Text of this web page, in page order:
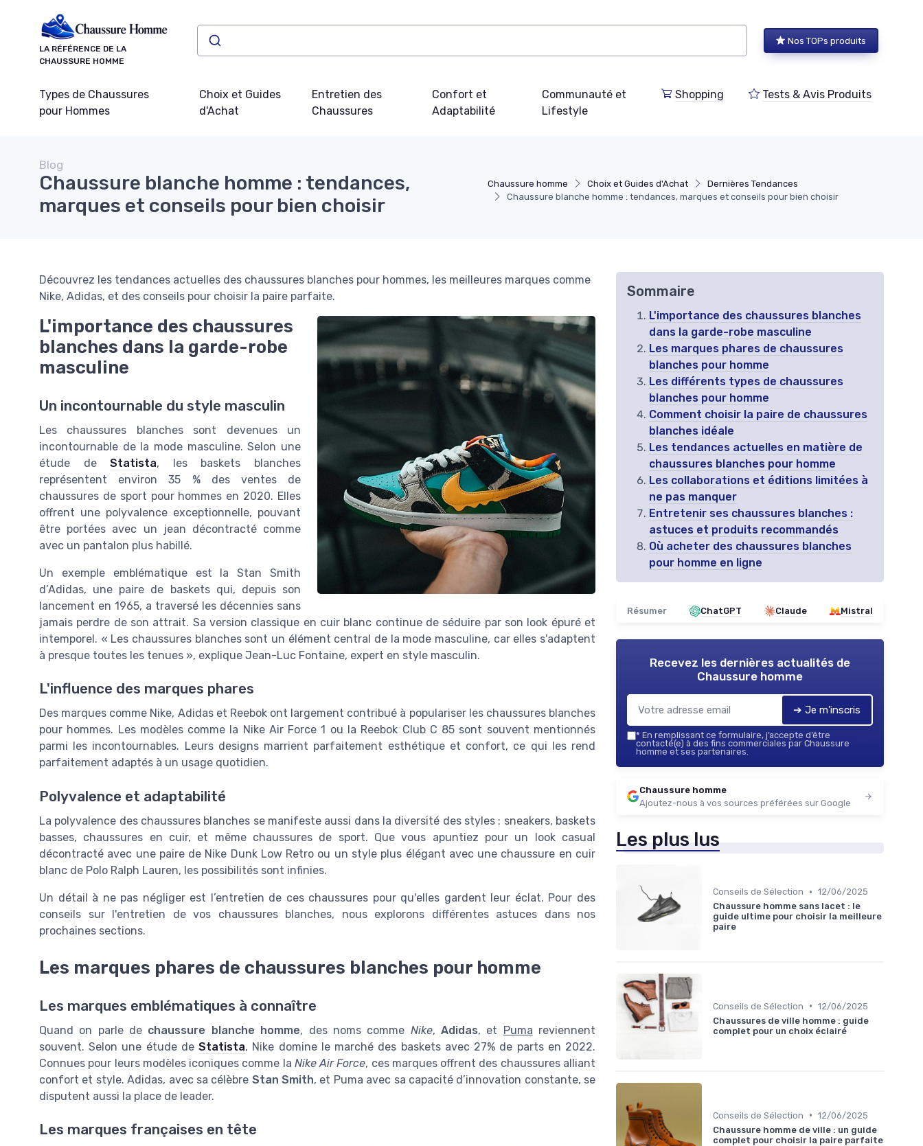
LA RÉFÉRENCE DE LA
CHAUSSURE HOMME
Nos TOPs produits
Types de Chaussures
pour Hommes
Choix et Guides
d'Achat
Entretien des
Chaussures
Confort et
Adaptabilité
Communauté et
Lifestyle
Shopping Tests & Avis Produits
Chaussure homme Choix et Guides d'Achat
Dernières Tendances
Chaussure blanche homme : tendances, marques et conseils pour bien choisir
Blog
Chaussure blanche homme : tendances,
marques et conseils pour bien choisir
Découvrez les tendances actuelles des chaussures blanches pour hommes, les meilleures marques comme
Nike, Adidas, et des conseils pour choisir la paire parfaite.
L'importance des chaussures
blanches dans la garde-robe
masculine
Un incontournable du style masculin
Les chaussures blanches sont devenues un
incontournable de la mode masculine. Selon une
étude deStatista, les baskets blanches
représentent environ 35 % des ventes de
chaussures de sport pour hommes en 2020. Elles
offrent une polyvalence exceptionnelle, pouvant
être portées avec un jean décontracté comme
avec un pantalon plus habillé.
Un exemple emblématique est la Stan Smith
d’Adidas, une paire de baskets qui, depuis son
lancement en 1965, a traversé les décennies sans
jamais perdre de son attrait. Sa version classique en cuir blanc continue de séduire par son look épuré et
intemporel. « Les chaussures blanches sont un élément central de la mode masculine, car elles s'adaptent
à presque toutes les tenues », explique Jean-Luc Fontaine, expert en style masculin.
L'influence des marques phares
Des marques comme Nike, Adidas et Reebok ont largement contribué à populariser les chaussures blanches
pour hommes. Les modèles comme la Nike Air Force 1 ou la Reebok Club C 85 sont souvent mentionnés
parmi les incontournables. Leurs designs marrient parfaitement esthétique et confort, ce qui les rend
parfaitement adaptés à un usage quotidien.
Polyvalence et adaptabilité
La polyvalence des chaussures blanches se manifeste aussi dans la diversité des styles : sneakers, baskets
basses, chaussures en cuir, et même chaussures de sport. Que vous apuntiez pour un look casual
décontracté avec une paire de Nike Dunk Low Retro ou un style plus élégant avec une chaussure en cuir
blanc de Polo Ralph Lauren, les possibilités sont infinies.
Un détail à ne pas négliger est l’entretien de ces chaussures pour qu'elles gardent leur éclat. Pour des
conseils sur l'entretien de vos chaussures blanches, nous explorons différentes astuces dans nos
prochaines sections.
Les marques phares de chaussures blanches pour homme
Les marques emblématiques à connaître
Quand on parle de chaussure blanche homme, des noms comme Nike, Adidas, et Puma reviennent
souvent. Selon une étude deStatista, Nike domine le marché des baskets avec 27% de parts en 2022.
Connues pour leurs modèles iconiques comme la Nike Air Force, ces marques offrent des chaussures alliant
confort et style. Adidas, avec sa célèbre Stan Smith, et Puma avec sa capacité d’innovation constante, se
disputent aussi la place de leader.
Les marques françaises en tête
Sommaire
L'importance des chaussures blanches
dans la garde-robe masculine
Les marques phares de chaussures
blanches pour homme
Les différents types de chaussures
blanches pour homme
Comment choisir la paire de chaussures
blanches idéale
Les tendances actuelles en matière de
chaussures blanches pour homme
Les collaborations et éditions limitées à
ne pas manquer
Entretenir ses chaussures blanches :
astuces et produits recommandés
Où acheter des chaussures blanches
pour homme en ligne
Résumer ChatGPT Claude Mistral
Recevez les dernières actualités de
Chaussure homme
➔ Je m'inscris
* En remplissant ce formulaire, j’accepte d’être
contacté(e) à des fins commerciales par Chaussure
homme et ses partenaires.
Chaussure homme
Ajoutez-nous à vos sources préférées sur Google
Les plus lus
Conseils de Sélection • 12/06/2025
Chaussure homme sans lacet : le
guide ultime pour choisir la meilleure
paire
Conseils de Sélection • 12/06/2025
Chaussures de ville homme : guide
complet pour un choix éclairé
Conseils de Sélection • 12/06/2025
Chaussure homme de ville : un guide
complet pour choisir la paire parfaite